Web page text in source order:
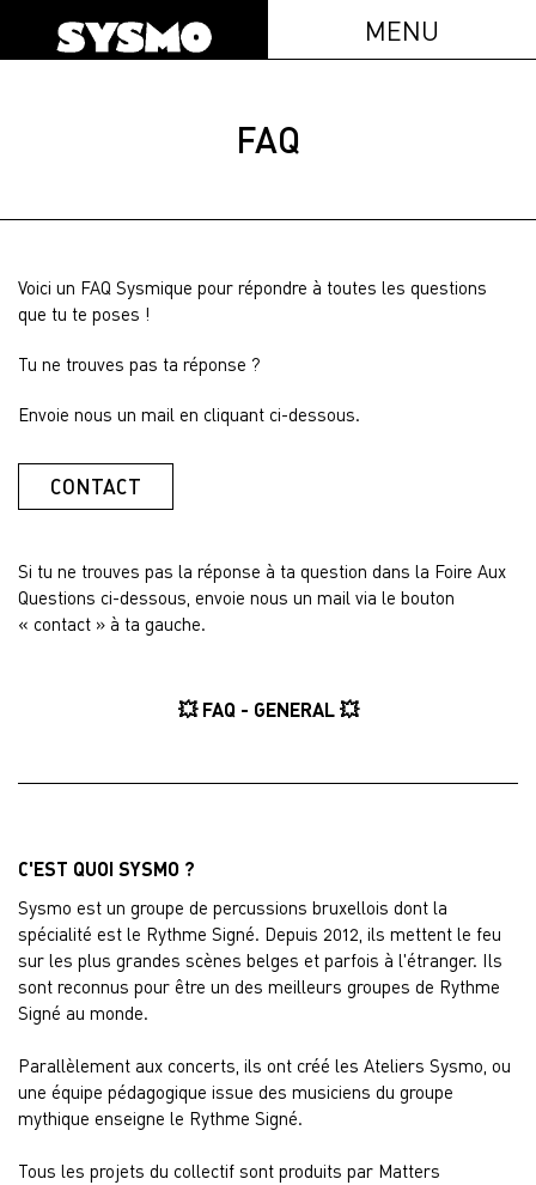
MENU
FAQ
Voici un FAQ Sysmique pour répondre à toutes les questions
que tu te poses !
Tu ne trouves pas ta réponse ?
Envoie nous un mail en cliquant ci-dessous.
CONTACT
Si tu ne trouves pas la réponse à ta question dans la Foire Aux
Questions ci-dessous, envoie nous un mail via le bouton
« contact » à ta gauche.
💥 FAQ - GENERAL 💥
C'EST QUOI SYSMO ?
Sysmo est un groupe de percussions bruxellois dont la
spécialité est le Rythme Signé. Depuis 2012, ils mettent le feu
sur les plus grandes scènes belges et parfois à l'étranger. Ils
sont reconnus pour être un des meilleurs groupes de Rythme
Signé au monde.
Parallèlement aux concerts, ils ont créé les Ateliers Sysmo, ou
une équipe pédagogique issue des musiciens du groupe
mythique enseigne le Rythme Signé.
Tous les projets du collectif sont produits par Matters